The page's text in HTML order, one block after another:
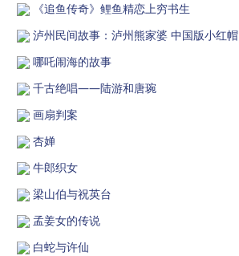
《追鱼传奇》鲤鱼精恋上穷书生
泸州民间故事：泸州熊家婆 中国版小红帽
哪吒闹海的故事
千古绝唱——陆游和唐琬
画扇判案
杏婵
牛郎织女
梁山伯与祝英台
孟姜女的传说
白蛇与许仙